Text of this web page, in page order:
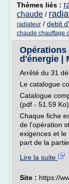
Thèmes liés :
chaude /
radiateur / debit
chaude chauffage
d'énergie |
Arrêté du 31
Le catalogue
Catalogue
(pdf - 51.59 Ko)
Chaque fiche
de l'opération
exigences et
part de la
Lire la suite
Site : https://